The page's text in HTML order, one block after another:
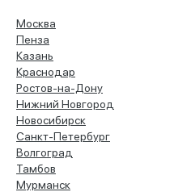
Москва
Пенза
Казань
Краснодар
Ростов-на-Дону
Нижний Новгород
Новосибирск
Санкт-Петербург
Волгоград
Тамбов
Мурманск